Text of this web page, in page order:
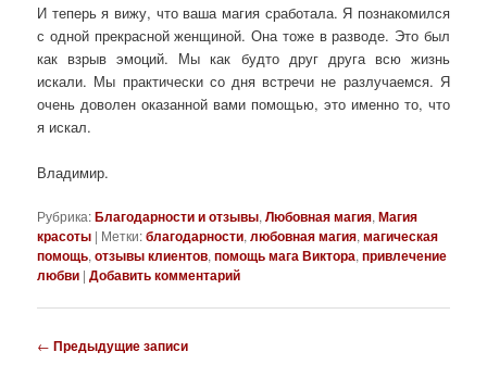
И теперь я вижу, что ваша магия сработала. Я познакомился
с одной прекрасной женщиной. Она тоже в разводе. Это был
как взрыв эмоций. Мы как будто друг друга всю жизнь
искали. Мы практически со дня встречи не разлучаемся. Я
очень доволен оказанной вами помощью, это именно то, что
я искал.
Владимир.
Рубрика:Благодарности и отзывы,Любовная магия,Магия
красоты | Метки:благодарности,любовная магия,магическая
помощь,отзывы клиентов,помощь мага Виктора,привлечение
любви |Добавить комментарий
Навигация
← Предыдущие записи